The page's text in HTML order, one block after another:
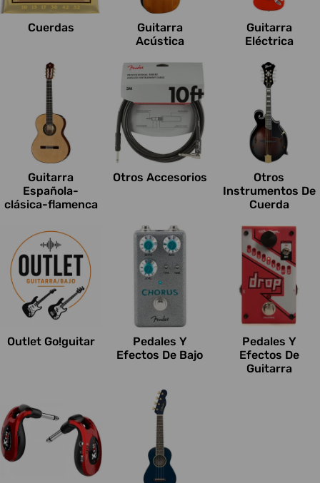
Cuerdas
Guitarra
Acústica
Guitarra
Eléctrica
Guitarra
Española-
clásica-flamenca
Otros Accesorios
Otros
Instrumentos De
Cuerda
Outlet Go!guitar
Pedales Y
Efectos De Bajo
Pedales Y
Efectos De
Guitarra